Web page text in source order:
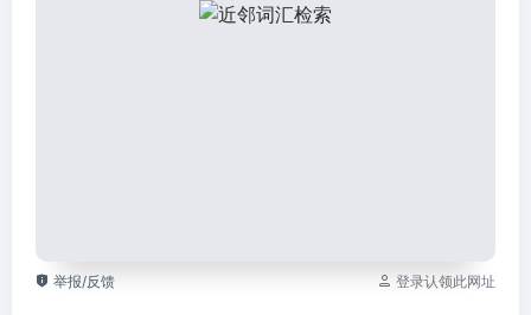
举报/反馈 登录认领此网址